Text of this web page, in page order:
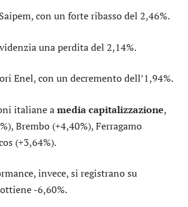
Saipem, con un forte ribasso del 2,46%.
una perdita del 2,14%.
Enel, con un decremento dell’1,94%.
italiane amedia capitalizzazione,
Brembo (+4,40%),Ferragamo
(+3,64%).
invece, si registrano su
-6,60%.